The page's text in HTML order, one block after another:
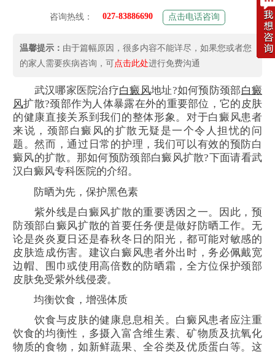
咨询热线： 027-83886690 点击电话咨询
温馨提示： 由于篇幅原因，很多内容不能详尽，如果您或者您
的家人需要疾病咨询，可点击此处进行免费沟通
武汉哪家医院治疗白癜风地址?如何预防颈部白癜
风扩散?颈部作为人体暴露在外的重要部位，它的皮肤
的健康直接关系到我们的整体形象。对于白癜风患者
来说，颈部白癜风的扩散无疑是一个令人担忧的问
题。然而，通过日常的护理，我们可以有效的预防白
癜风的扩散。那如何预防颈部白癜风扩散?下面请看武
汉白癜风专科医院的介绍。
防晒为先，保护黑色素
紫外线是白癜风扩散的重要诱因之一。因此，预
防颈部白癜风扩散的首要任务便是做好防晒工作。无
论是炎炎夏日还是春秋冬日的阳光，都可能对敏感的
皮肤造成伤害。建议白癜风患者外出时，务必佩戴宽
边帽、围巾或使用高倍数的防晒霜，全方位保护颈部
皮肤免受紫外线侵袭。
均衡饮食，增强体质
饮食与皮肤的健康息息相关。白癜风患者应注重
饮食的均衡性，多摄入富含维生素、矿物质及抗氧化
物质的食物，如新鲜蔬果、全谷类及优质蛋白等。这